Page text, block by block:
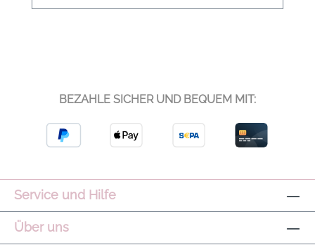
BEZAHLE SICHER UND BEQUEM MIT:
Service und Hilfe
Über uns